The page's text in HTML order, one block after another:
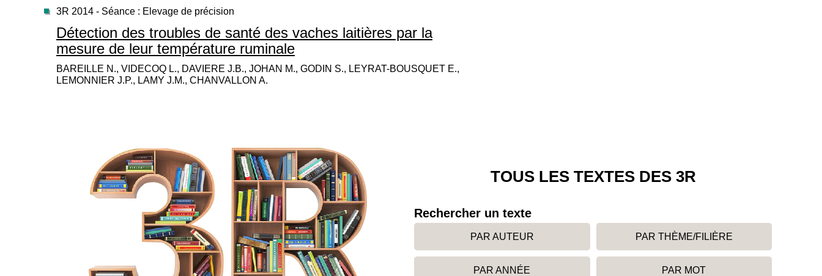
3R 2014 - Séance : Elevage de précision
Détection des troubles de santé des vaches laitières par la
mesure de leur température ruminale
BAREILLE N., VIDECOQ L., DAVIERE J.B., JOHAN M., GODIN S., LEYRAT-BOUSQUET E.,
LEMONNIER J.P., LAMY J.M., CHANVALLON A.
TOUS LES TEXTES DES 3R
Rechercher un texte
PAR AUTEUR PAR THÈME/FILIÈRE
PAR ANNÉE PAR MOT